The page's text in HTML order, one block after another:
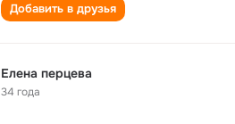
Добавить в друзья
Елена перцева
34 года